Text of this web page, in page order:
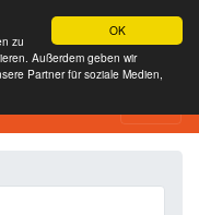
OK
zu
Außerdem geben wir
Partner für soziale Medien,